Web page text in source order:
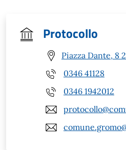
Protocollo
Piazza Dante, 8
0346 41128
0346 1942012